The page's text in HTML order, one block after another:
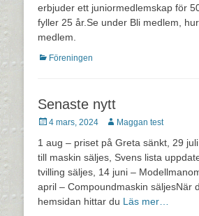
erbjuder ett juniormedlemskap för
fyller 25 år.Se under Bli medlem,
medlem.
Kategorier
Föreningen
Senaste nytt
Postades
4 mars, 2024 Författare
Maggan test
1 aug – priset på Greta sänkt, 29
till maskin säljes, Svens lista
tvilling säljes, 14 juni –
april – Compoundmaskin säljesNär
hemsidan hittar du Läs mer…